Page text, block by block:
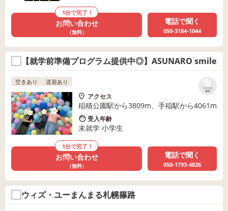
1分で完了！
お問い合わせ
（無料）
電話で聞く
050-3184-1044
【就学前準備プログラム提供中◎】ASUNARO smile
リストに
保存
空きあり 送迎あり
アクセス
稲積公園駅から3809m、手稲駅から4061m
受入年齢
未就学 小学生
1分で完了！
お問い合わせ
（無料）
電話で聞く
050-1793-4826
ウィズ・ユーまんまる札幌篠路